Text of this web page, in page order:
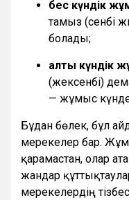
бес күндік
тамыз (сенбі
болады;
алты күндік
(жексенбі)
— жұмыс
Бұдан бөлек, бұл
мерекелер бар.
қарамастан, олар
жандар
мерекелердің